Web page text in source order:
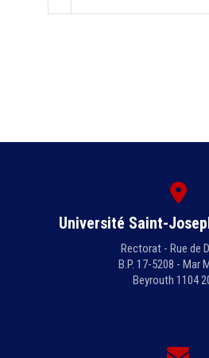
Université Saint-
Rectorat - Rue de
B.P. 17-5208 - Mar
Beyrouth 1104